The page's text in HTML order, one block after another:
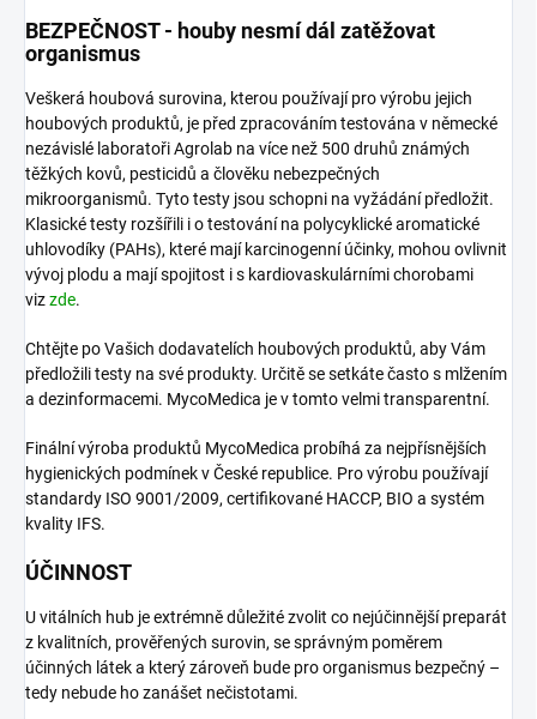
BEZPEČNOST - houby nesmí dál zatěžovat
organismus
Veškerá houbová surovina, kterou používají pro výrobu jejich
houbových produktů, je před zpracováním testována v německé
nezávislé laboratoři Agrolab na více než 500 druhů známých
těžkých kovů, pesticidů a člověku nebezpečných
mikroorganismů. Tyto testy jsou schopni na vyžádání předložit.
Klasické testy rozšířili i o testování na polycyklické aromatické
uhlovodíky (PAHs), které mají karcinogenní účinky, mohou ovlivnit
vývoj plodu a mají spojitost i s kardiovaskulárními chorobami
vizzde.
Chtějte po Vašich dodavatelích houbových produktů, aby Vám
předložili testy na své produkty. Určitě se setkáte často s mlžením
a dezinformacemi. MycoMedica je v tomto velmi transparentní.
Finální výroba produktů MycoMedica probíhá za nejpřísnějších
hygienických podmínek v České republice. Pro výrobu používají
standardy ISO 9001/2009, certifikované HACCP, BIO a systém
kvality IFS.
ÚČINNOST
U vitálních hub je extrémně důležité zvolit co nejúčinnější preparát
z kvalitních, prověřených surovin, se správným poměrem
účinných látek a který zároveň bude pro organismus bezpečný –
tedy nebude ho zanášet nečistotami.